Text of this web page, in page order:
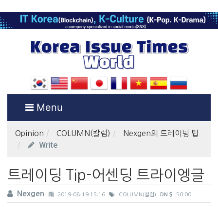
Menu
Opinion COLUMN(칼럼) Nexgen의 트레이팅 팁
Write
트레이딩 Tip-어센딩 트라이엥글
Nexgen 2019-08-19 15:16 COLUMN(칼럼) DN 50.00